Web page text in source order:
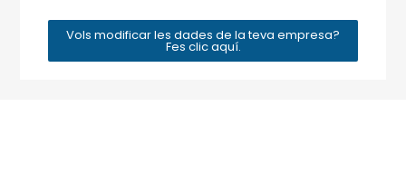
Vols modificar les dades de la teva empresa?
Fes clic aquí.